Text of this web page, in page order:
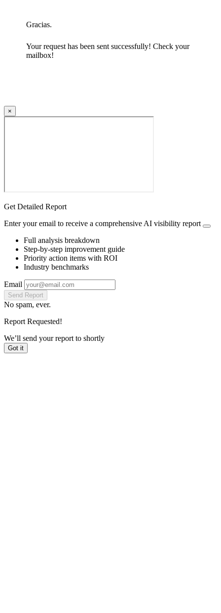
Gracias.
Your request has been sent successfully! Check your
mailbox!
×
Get Detailed Report
Enter your email to receive a comprehensive AI visibility report
Full analysis breakdown
Step-by-step improvement guide
Priority action items with ROI
Industry benchmarks
Email
Send Report
No spam, ever.
Report Requested!
We’ll send your report to shortly
Got it